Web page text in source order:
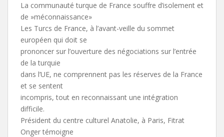
La communauté turque de France souffre d’isolement et
de »méconnaissance»
Les Turcs de France, à l’avant-veille du sommet
européen qui doit se
prononcer sur l’ouverture des négociations sur l’entrée
de la turquie
dans l’UE, ne comprennent pas les réserves de la France
et se sentent
incompris, tout en reconnaissant une intégration
difficile.
Président du centre culturel Anatolie, à Paris, Fitrat
Onger témoigne